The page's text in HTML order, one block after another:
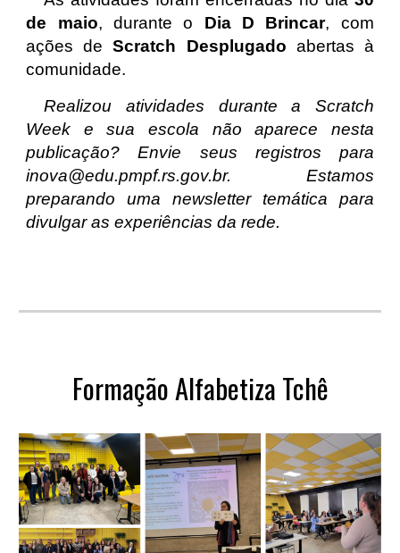
de maio, durante o Dia D Brincar, com
ações deScratch Desplugado abertas à
comunidade.
Realizou atividades durante a Scratch
Week e sua escola não aparece nesta
publicação? Envie seus registros para
inova@edu.pmpf.rs.gov.br. Estamos
preparando uma newsletter temática para
divulgar as experiências da rede.
Formação Alfabetiza Tchê